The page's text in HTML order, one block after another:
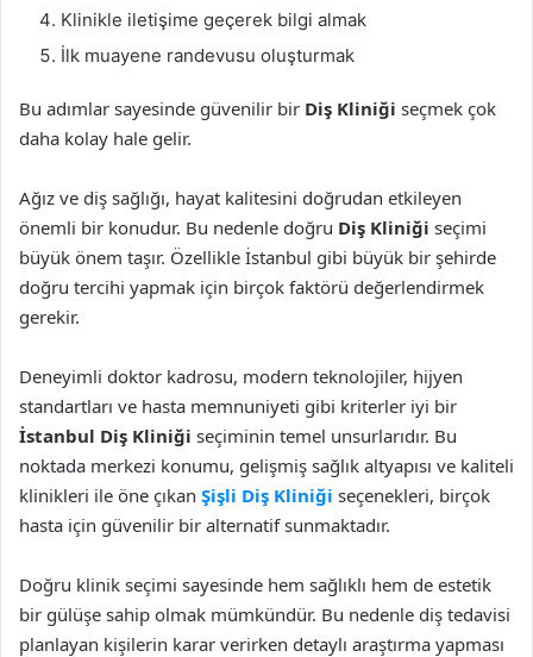
Klinikle iletişime geçerek bilgi almak
İlk muayene randevusu oluşturmak
Bu adımlar sayesinde güvenilir bir Diş Kliniği seçmek çok
daha kolay hale gelir.
Ağız ve diş sağlığı, hayat kalitesini doğrudan etkileyen
önemli bir konudur. Bu nedenle doğru Diş Kliniği seçimi
büyük önem taşır. Özellikle İstanbul gibi büyük bir şehirde
doğru tercihi yapmak için birçok faktörü değerlendirmek
gerekir.
Deneyimli doktor kadrosu, modern teknolojiler, hijyen
standartları ve hasta memnuniyeti gibi kriterler iyi bir
İstanbul Diş Kliniği seçiminin temel unsurlarıdır. Bu
noktada merkezi konumu, gelişmiş sağlık altyapısı ve kaliteli
klinikleri ile öne çıkan Şişli Diş Kliniği seçenekleri, birçok
hasta için güvenilir bir alternatif sunmaktadır.
Doğru klinik seçimi sayesinde hem sağlıklı hem de estetik
bir gülüşe sahip olmak mümkündür. Bu nedenle diş tedavisi
planlayan kişilerin karar verirken detaylı araştırma yapması